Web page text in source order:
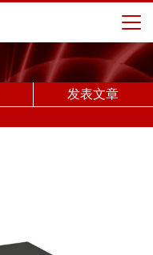
发表文章